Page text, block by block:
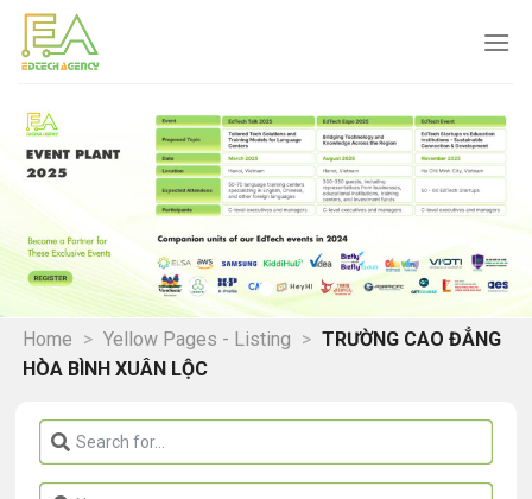
Skip
content
Home > Yellow Pages - Listing > TRƯỜNG CAO ĐẲNG
HÒA BÌNH XUÂN LỘC